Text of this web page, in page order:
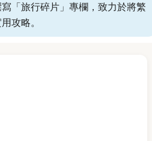
「旅行碎片」專欄，致力於將繁
攻略。